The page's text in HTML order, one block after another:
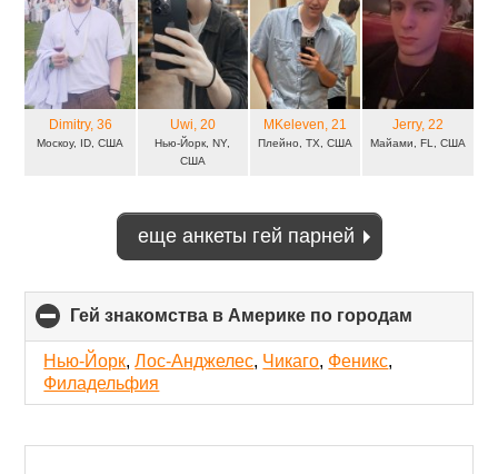
Dimitry, 36
Москоу, ID, США
Uwi, 20
Нью-Йорк, NY,
США
MKeleven, 21
Плейно, TX, США
Jerry, 22
Майами, FL, США
еще анкеты гей парней
Гей знакомства в Америке по городам
to
Нью-Йорк,Лос-Анджелес, Чикаго, Феникс,
Филадельфия